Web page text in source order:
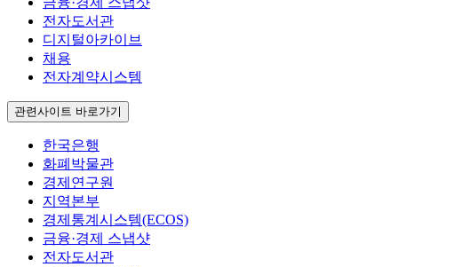
전자도서관
디지털아카이브
채용
전자계약시스템
관련사이트 바로가기
한국은행
화폐박물관
경제연구원
지역본부
경제통계시스템(ECOS)
금융·경제 스냅샷
전자도서관